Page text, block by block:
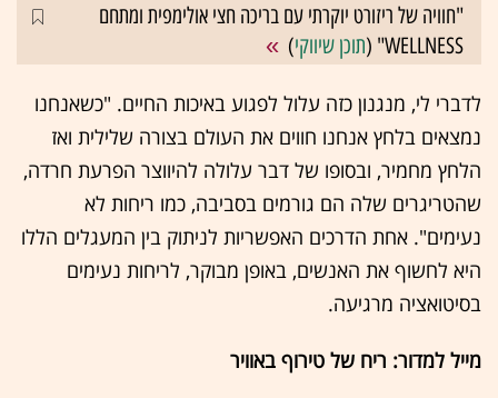
"חוויה של ריזורט יוקרתי עם בריכה חצי אולימפית ומתחם
WELLNESS" (
תוכן שיווקי)
לדברי לי, מנגנון כזה עלול לפגוע באיכות החיים. "כשאנחנו
נמצאים בלחץ אנחנו חווים את העולם בצורה שלילית ואז
הלחץ מחמיר, ובסופו של דבר עלולה להיווצר הפרעת חרדה,
שהטריגרים שלה הם גורמים בסביבה, כמו ריחות לא
נעימים". אחת הדרכים האפשריות לניתוק בין המעגלים הללו
היא לחשוף את האנשים, באופן מבוקר, לריחות נעימים
בסיטואציה מרגיעה.
מייל למדור: ריח של טירוף באוויר